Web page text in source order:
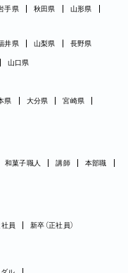
手県 秋田県
山形県
井県 山梨県 長野県
山口県
県 大分県
宮崎県
和菓子職人 講師
本部職
員 新卒（正社員）